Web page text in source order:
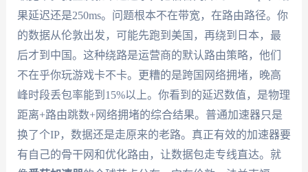
果延迟还是250ms。问题根本不在带宽，在路由路径。你
的数据从伦敦出发，可能先跑到美国，再绕到日本，最
后才到中国。这种绕路是运营商的默认路由策略，他们
不在乎你玩游戏卡不卡。更糟的是跨国网络拥堵，晚高
峰时段丢包率能到15%以上。你看到的延迟数值，是物理
距离+路由跳数+网络拥堵的综合结果。普通加速器只是
换了个IP，数据还是走原来的老路。真正有效的加速器要
有自己的骨干网和优化路由，让数据包走专线直达。就